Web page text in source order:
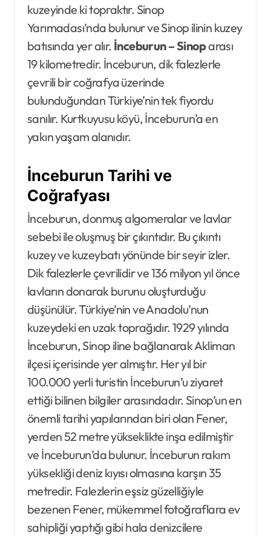
kuzeyinde ki topraktır. Sinop
Yarımadası’nda bulunur ve Sinop ilinin kuzey
batısında yer alır. İnceburun – Sinoparası
19 kilometredir. İnceburun, dik falezlerle
çevrili bir coğrafya üzerinde
bulunduğundan Türkiye’nin tek fiyordu
sanılır. Kurtkuyusu köyü, İnceburun’a en
yakın yaşam alanıdır.
İnceburun Tarihi ve
Coğrafyası
İnceburun, donmuş algomeralar ve lavlar
sebebi ile oluşmuş bir çıkıntıdır. Bu çıkıntı
kuzey ve kuzeybatı yönünde bir seyir izler.
Dik falezlerle çevrilidir ve 136 milyon yıl önce
lavların donarak burunu oluşturduğu
düşünülür. Türkiye’nin ve Anadolu’nun
kuzeydeki en uzak toprağıdır. 1929 yılında
İnceburun, Sinop iline bağlanarak Akliman
ilçesi içerisinde yer almıştır. Her yıl bir
100.000 yerli turistin İnceburun’u ziyaret
ettiği bilinen bilgiler arasındadır. Sinop’un en
önemli tarihi yapılarından biri olan Fener,
yerden 52 metre yükseklikte inşa edilmiştir
ve İnceburun’da bulunur. İnceburun rakım
yüksekliği deniz kıyısı olmasına karşın 35
metredir. Falezlerin eşsiz güzelliğiyle
bezenen Fener, mükemmel fotoğraflara ev
sahipliği yaptığı gibi hala denizcilere